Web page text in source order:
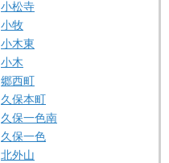
小松寺
小牧
小木東
小木
郷西町
久保本町
久保一色南
久保一色
北外山